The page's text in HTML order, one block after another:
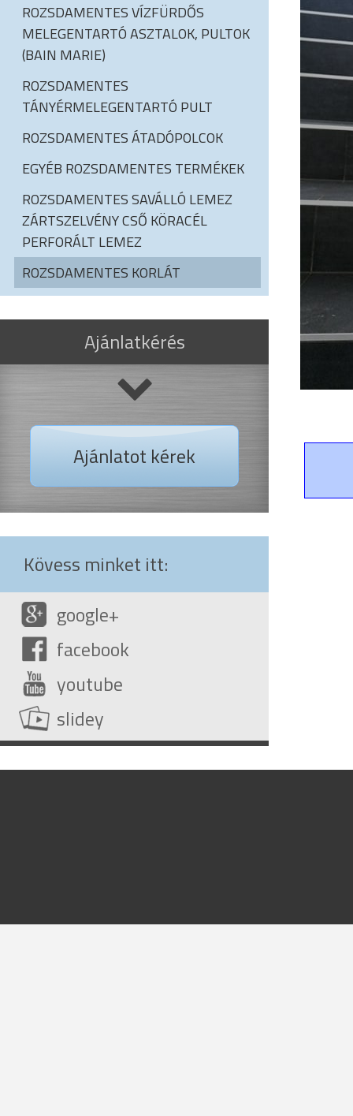
ROZSDAMENTES VÍZFÜRDŐS
MELEGENTARTÓ ASZTALOK, PULTOK
(BAIN MARIE)
ROZSDAMENTES
TÁNYÉRMELEGENTARTÓ PULT
ROZSDAMENTES ÁTADÓPOLCOK
EGYÉB ROZSDAMENTES TERMÉKEK
ROZSDAMENTES SAVÁLLÓ LEMEZ
ZÁRTSZELVÉNY CSŐ KÖRACÉL
PERFORÁLT LEMEZ
ROZSDAMENTES KORLÁT
Ajánlatkérés
Ajánlatot kérek
Kövess minket itt:
google+
facebook
youtube
slidey